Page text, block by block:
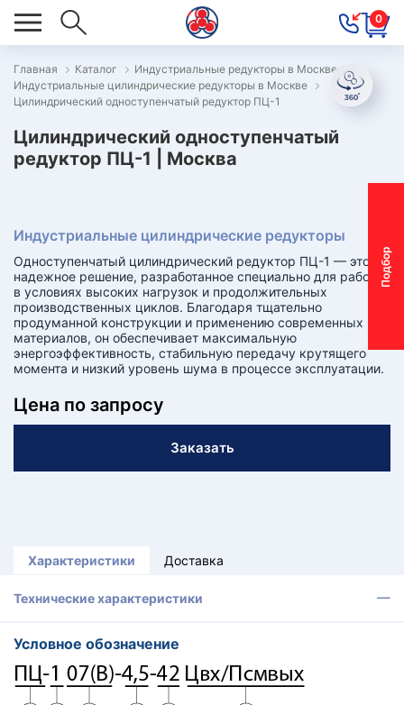
0
П
о
д
б
о
р
м
о
т
о
р
-
р
е
д
у
к
т
о
р
Главная Каталог
Индустриальные редукторы в Москве
Индустриальные цилиндрические редукторы в Москве
Цилиндрический одноступенчатый редуктор ПЦ-1
Цилиндрический одноступенчатый
редуктор ПЦ-1 | Москва
Индустриальные цилиндрические редукторы
Одноступенчатый цилиндрический редуктор ПЦ-1 — это
надежное решение, разработанное специально для работы
в условиях высоких нагрузок и продолжительных
производственных циклов. Благодаря тщательно
продуманной конструкции и применению современных
материалов, он обеспечивает максимальную
энергоэффективность, стабильную передачу крутящего
момента и низкий уровень шума в процессе эксплуатации.
Цена по запросу
Заказать
Характеристики Доставка
Технические характеристики
Условное обозначение